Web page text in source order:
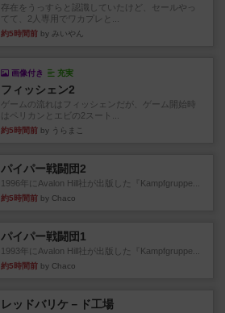
存在をうっすらと認識していたけど、セールやっ
てて、2人専用でワカプレと...
約5時間前 by みいやん
画像付き 充実
フィッシェン2
ゲームの流れはフィッシェンだが、ゲーム開始時
はペリカンとエビの2スート...
約5時間前 by うらまこ
パイパー戦闘団2
1996年にAvalon Hill社が出版した『Kampfgruppe...
約5時間前 by Chaco
パイパー戦闘団1
1993年にAvalon Hill社が出版した『Kampfgruppe...
約5時間前 by Chaco
レッドバリケ－ド工場